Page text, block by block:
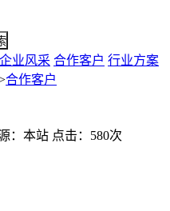
企业风采 合作客户 行业方案
合作客户
：本站 点击：580次